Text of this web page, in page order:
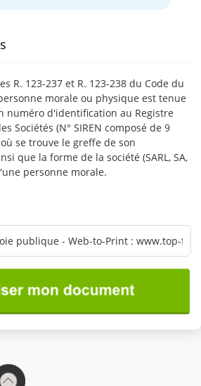
R. 123-237 et R. 123-238 du Code du
morale ou physique est tenue
numéro d'identification au Registre
Sociétés (N° SIREN composé de 9
se trouve le greffe de son
que la forme de la société (SARL, SA,
personne morale.